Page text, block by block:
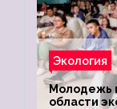
Экология
Молодежь
области